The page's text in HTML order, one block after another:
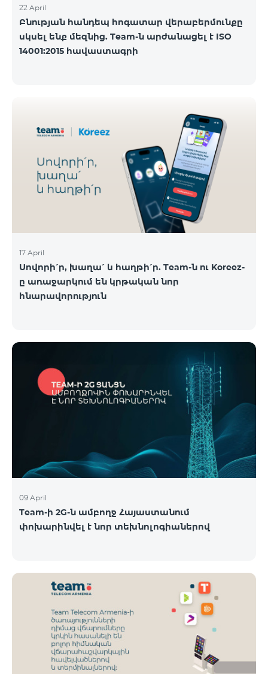
22 April
Բնության հանդեպ հոգատար վերաբերմունքը
սկսել ենք մեզնից. Team-ն արժանացել է ISO
14001:2015 հավաստագրի
17 April
Սովորի՛ր, խաղա՛ և հաղթի՛ր. Team-ն ու Koreez-
ը առաջարկում են կրթական նոր
հնարավորություն
09 April
Team-ի 2G-ն ամբողջ Հայաստանում
փոխարինվել է նոր տեխնոլոգիաներով